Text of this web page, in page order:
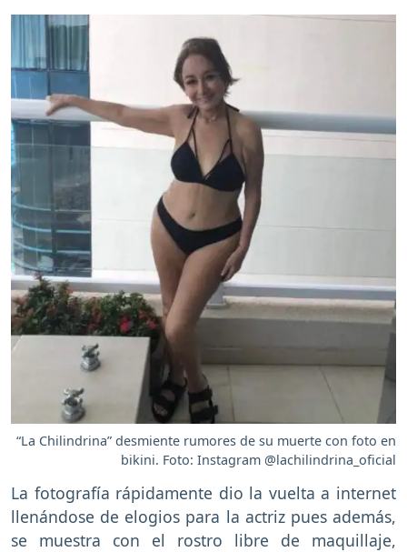
“La Chilindrina” desmiente rumores de su muerte con foto en
bikini. Foto: Instagram @lachilindrina_oficial
La fotografía rápidamente dio la vuelta a internet
llenándose de elogios para la actriz pues además,
se muestra con el rostro libre de maquillaje,